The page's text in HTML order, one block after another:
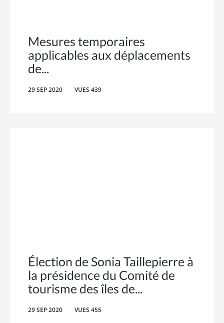
Mesures temporaires
applicables aux déplacements
de
29 SEP 2020 VUES 439
Élection de Sonia Taillepierre à
la présidence du Comité de
tourisme des îles de
29 SEP 2020 VUES 455